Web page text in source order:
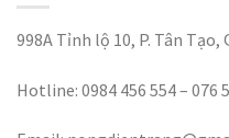
998A Tỉnh lộ 10, P. Tân Tạo,
Hotline: 0984 456 554 – 076